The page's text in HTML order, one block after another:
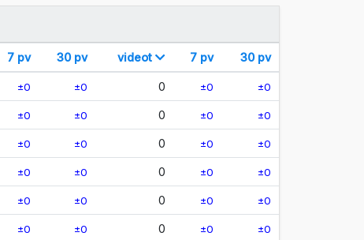
7 pv 30 pv videot 7 pv 30 pv
±0 ±0 0 ±0 ±0
±0 ±0 0 ±0 ±0
±0 ±0 0 ±0 ±0
±0 ±0 0 ±0 ±0
±0 ±0 0 ±0 ±0
±0 ±0 0 ±0 ±0